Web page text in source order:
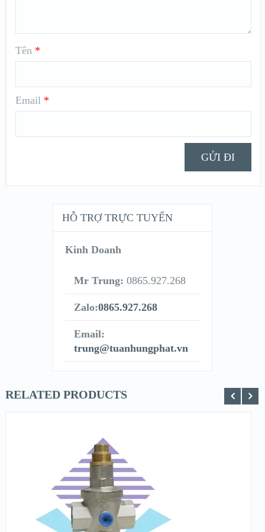
Tên *
Email *
HỖ TRỢ TRỰC TUYẾN
Kinh Doanh
Mr Trung: 0865.927.268
Zalo:0865.927.268
Email:
trung@tuanhungphat.vn
RELATED PRODUCTS
XEM NHANH
XEM CHI TIẾT